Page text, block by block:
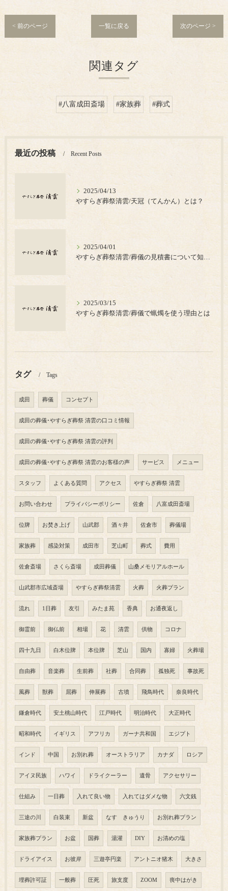
< 前のページ 一覧に戻る 次のページ >
関連タグ
#八富成田斎場 #家族葬 #葬式
最近の投稿 Recent Posts
2025/04/13
やすらぎ葬祭清雲/天冠（てんかん）とは？
2025/04/01
2025/03/15
やすらぎ葬祭清雲/葬儀で蝋燭を使う理由とは
タグ Tags
成田 葬儀 コンセプト
成田の葬儀･やすらぎ葬祭 清雲の口コミ情報
成田の葬儀･やすらぎ葬祭 清雲の評判
成田の葬儀･やすらぎ葬祭 清雲のお客様の声 サービス メニュー
スタッフ よくある質問 アクセス やすらぎ葬祭 清雲
お問い合わせ プライバシーポリシー 佐倉 八富成田斎場
位牌 お焚き上げ 山武郡 酒々井 佐倉市 葬儀場
家族葬 感染対策 成田市 芝山町 葬式 費用
佐倉斎場 さくら斎場 成田葬儀 山桑メモリアルホール
山武郡市広域斎場 やすらぎ葬祭清雲 火葬 火葬プラン
流れ 1日葬 友引 みたま苑 香典 お通夜返し
御霊前 御仏前 相場 花 清雲 供物 コロナ
四十九日 白木位牌 本位牌 芝山 国内 寡婦 火葬場
自由葬 音楽葬 生前葬 社葬 合同葬 孤独死 事故死
風葬 獣葬 屈葬 伸展葬 古墳 飛鳥時代 奈良時代
鎌倉時代 安土桃山時代 江戸時代 明治時代 大正時代
昭和時代 イギリス アフリカ ガーナ共和国 エジプト
インド 中国 お別れ葬 オーストラリア カナダ ロシア
アイヌ民族 ハワイ ドライクーラー 遺骨 アクセサリー
仕組み 一日葬 入れて良い物 入れてはダメな物 六文銭
三途の川 白装束 新盆 なす きゅうり お別れ葬プラン
家族葬プラン お盆 国葬 湯灌 DIY お清めの塩
ドライアイス お彼岸 三遊亭円楽 アントニオ猪木 大きさ
埋葬許可証 一般葬 圧死 旅支度 ZOOM 喪中はがき